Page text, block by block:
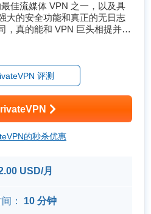
佳流媒体 VPN 之一，以及具
大的安全功能和真正的无日志
，真的能和 VPN 巨头相提并论
了 PrivateVPN 的所有功能。
大量�...
评测
的秒杀优惠
USD/月
： 10 分钟